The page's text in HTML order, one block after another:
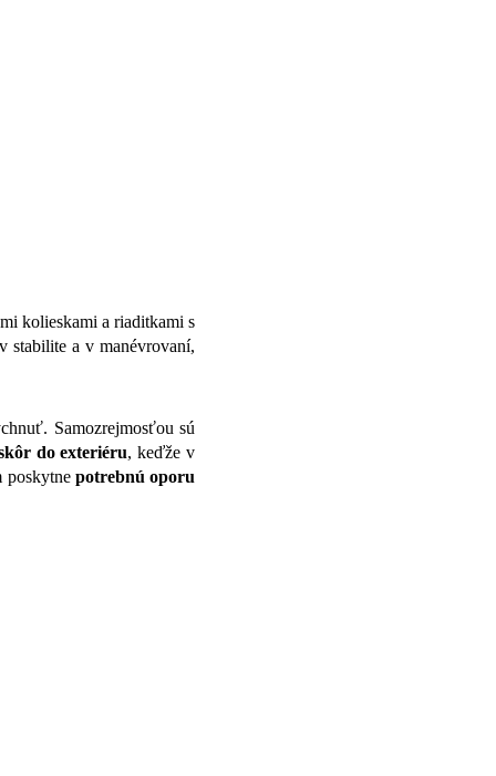
kolieskami a riaditkami s
stabilite a v manévrovaní,
Samozrejmosťou sú
do exteriéru, keďže v
poskytnepotrebnú oporu